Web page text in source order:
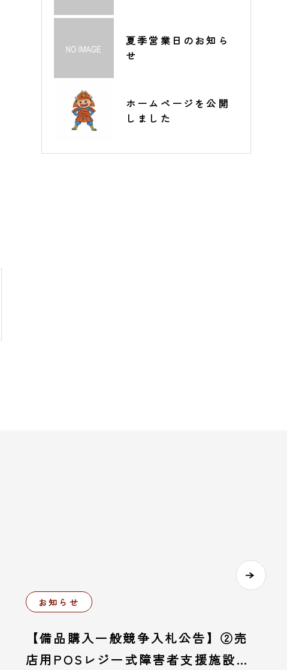
夏季営業日のお知ら
せ
ホームページを公開
しました
【備品購入一般競争
入札公告】②売店用
NPO法人笑楽工房就
労継続支援B型事業所
ゴールデンウイーク
営業のお知らせ
法人笑楽工房就労継
続支援B型事業所新築
学童保育所におせん
べいを無償提供いた
ホームページを公開
しました
お知らせ
【備品購入一般競争入札公告】②売
店用POSレジ一式障害者支援施設